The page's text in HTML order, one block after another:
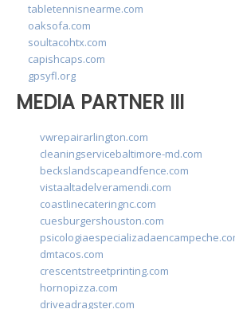
tabletennisnearme.com
oaksofa.com
soultacohtx.com
capishcaps.com
gpsyfl.org
MEDIA PARTNER III
vwrepairarlington.com
cleaningservicebaltimore-md.com
beckslandscapeandfence.com
vistaaltadelveramendi.com
coastlinecateringnc.com
cuesburgershouston.com
dmtacos.com
crescentstreetprinting.com
hornopizza.com
driveadragster.com